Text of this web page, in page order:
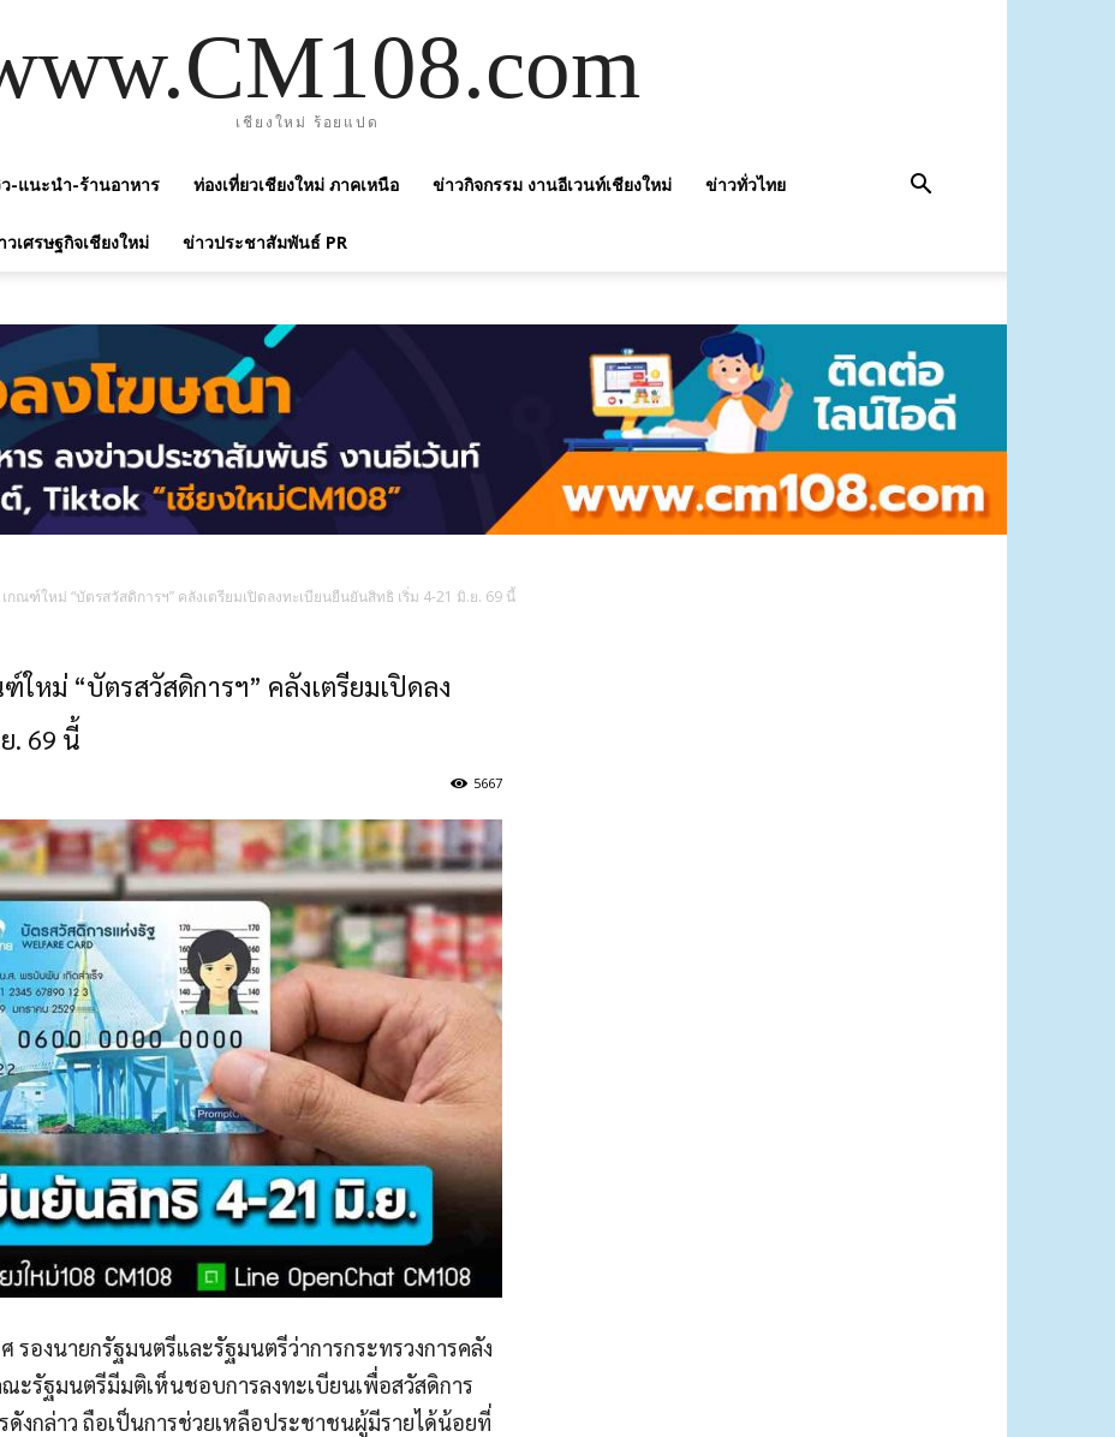
เชียงใหม่ ร้อยแปด
-แนะนำ-ร้านอาหาร ท่องเที่ยวเชียงใหม่ ภาคเหนือ ข่าวกิจกรรม งานอีเวนท์เชียงใหม่ ข่าวทั่วไทย
เศรษฐกิจเชียงใหม่ ข่าวประชาสัมพันธ์ PR
กณฑ์ใหม่ “บัตรสวัสดิการฯ” คลังเตรียมเปิดลงทะเบียนยืนยันสิทธิ เริ่ม 4-21 มิ.ย. 69 นี้
ใหม่ “บัตรสวัสดิการฯ” คลังเตรียมเปิดลง
. 69 นี้
5667
องนายกรัฐมนตรีและรัฐมนตรีว่าการกระทรวงการคลัง
ะรัฐมนตรีมีมติเห็นชอบการลงทะเบียนเพื่อสวัสดิการ
ดังกล่าว ถือเป็นการช่วยเหลือประชาชนผู้มีรายได้น้อยที่